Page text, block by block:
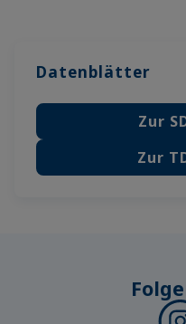
Datenblätter
Zur
Zur